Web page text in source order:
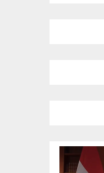
Pemutar
Video